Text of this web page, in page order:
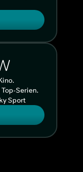
Serien.
Sport